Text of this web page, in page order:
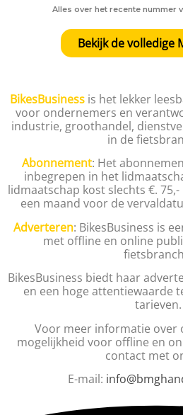
Alles over het recente nummer
Bekijk de volledige
BikesBusiness is het lekker
voor ondernemers en
industrie, groothandel,
in de
Abonnement: Het
inbegrepen in het
lidmaatschap kost slechts €.
een maand voor de
Adverteren: BikesBusiness is
met offline en online
BikesBusiness biedt haar
en een hoge attentiewaarde
tarieven.
Voor meer informatie over
mogelijkheid voor offline en
contact met
E-mail: